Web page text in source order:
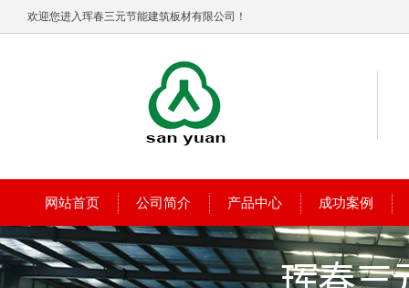
欢迎您进入珲春三元节能建筑板材有限公司！
网站首页 公司简介 产品中心 成功案例